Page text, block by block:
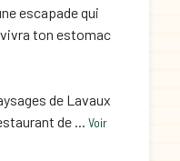
escapade qui
ton estomac
de Lavaux
de ... Voir